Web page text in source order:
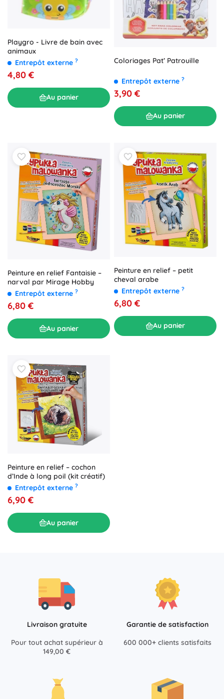
Playgro - Livre de bain avec
animaux
Entrepôt externe ?
4,80 €
Au panier
Coloriages Pat’ Patrouille
Entrepôt externe ?
3,90 €
Au panier
Peinture en relief Fantaisie –
narval par Mirage Hobby
Entrepôt externe ?
6,80 €
Au panier
Peinture en relief – petit
cheval arabe
Entrepôt externe ?
6,80 €
Au panier
Peinture en relief – cochon
d’Inde à long poil (kit créatif)
Entrepôt externe ?
6,90 €
Au panier
Livraison gratuite
Pour tout achat supérieur à
149,00 €
Garantie de satisfaction
600 000+ clients satisfaits